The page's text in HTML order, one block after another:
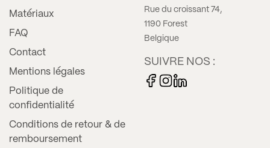
Matériaux
FAQ
Contact
Mentions légales
Politique de
confidentialité
Conditions de retour & de
remboursement
Rue du croissant 74,
1190 Forest
Belgique
SUIVRE NOS :